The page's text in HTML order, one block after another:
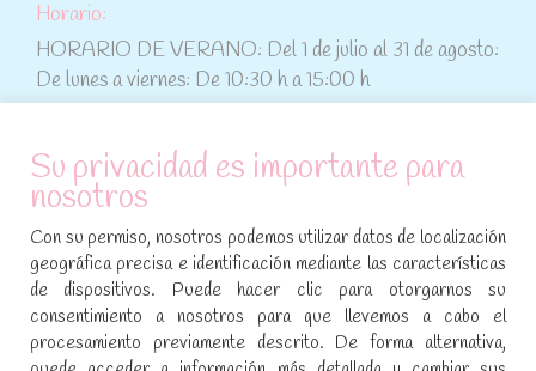
Horario:
HORARIO DE VERANO: Del 1 de julio al 31 de agosto:
De lunes a viernes: De 10:30 h a 15:00 h
ATENCIÓN AL CLIENTE
Condiciones de compra
Aviso legal y política de privacidad
Política de cookies
Su privacidad es importante para
nosotros
Con su permiso, nosotros podemos utilizar datos de localización
geográfica precisa e identificación mediante las características
de dispositivos. Puede hacer clic para otorgarnos su
consentimiento a nosotros para que llevemos a cabo el
procesamiento previamente descrito. De forma alternativa,